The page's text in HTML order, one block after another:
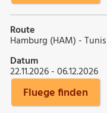
Route
Hamburg (HAM) -
Datum
22.11.2026 - 06.12.2026
Fluege finden